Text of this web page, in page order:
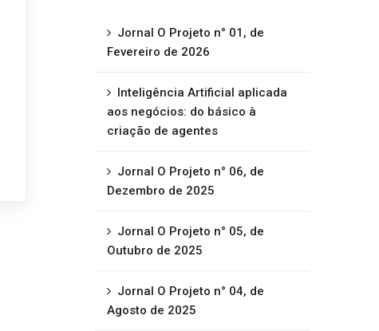
Jornal O Projeto n° 01, de
Fevereiro de 2026
Inteligência Artificial aplicada
aos negócios: do básico à
criação de agentes
Jornal O Projeto n° 06, de
Dezembro de 2025
Jornal O Projeto n° 05, de
Outubro de 2025
Jornal O Projeto n° 04, de
Agosto de 2025